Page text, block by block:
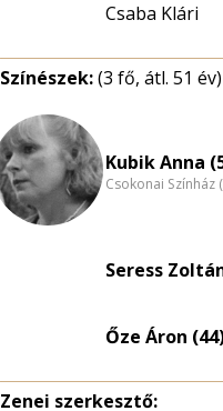
Csaba Klári
Színészek:(3 fő, átl. 51 év)
Kubik Anna
Csokonai Színház
Seress
Őze Áron
Zenei szerkesztő: